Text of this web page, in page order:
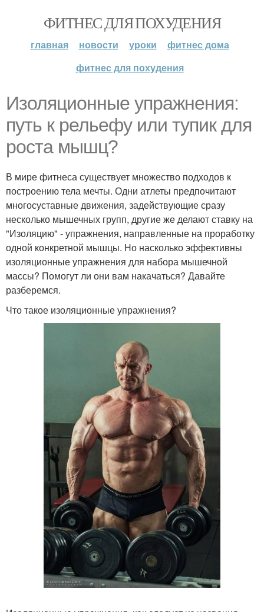
ФИТНЕС ДЛЯ ПОХУДЕНИЯ
главная новости уроки
фитнес дома
фитнес для похудения
Изоляционные упражнения:
путь к рельефу или тупик для
роста мышц?
В мире фитнеса существует множество подходов к
построению тела мечты. Одни атлеты предпочитают
многосуставные движения, задействующие сразу
несколько мышечных групп, другие же делают ставку на
"Изоляцию" - упражнения, направленные на проработку
одной конкретной мышцы. Но насколько эффективны
изоляционные упражнения для набора мышечной
массы? Помогут ли они вам накачаться? Давайте
разберемся.
Что такое изоляционные упражнения?